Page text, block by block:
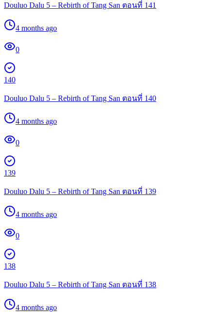
Douluo Dalu 5 – Rebirth of Tang San ตอนที่ 141
4 months ago
0
140
Douluo Dalu 5 – Rebirth of Tang San ตอนที่ 140
4 months ago
0
139
Douluo Dalu 5 – Rebirth of Tang San ตอนที่ 139
4 months ago
0
138
Douluo Dalu 5 – Rebirth of Tang San ตอนที่ 138
4 months ago